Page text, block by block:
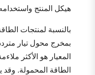
هيكل المنتج
بالنسبة لمنتجات
بمخرج محول تيار
المعيار هو الأكثر
الطاقة المحمولة. وقد